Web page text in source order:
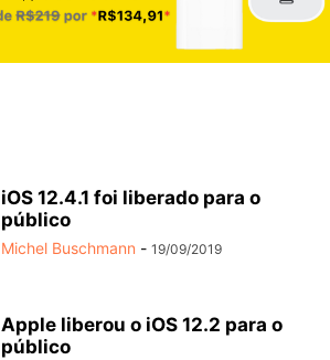
iOS 12.4.1 foi liberado para o
público
Michel Buschmann - 19/09/2019
Apple liberou o iOS 12.2 para o
público